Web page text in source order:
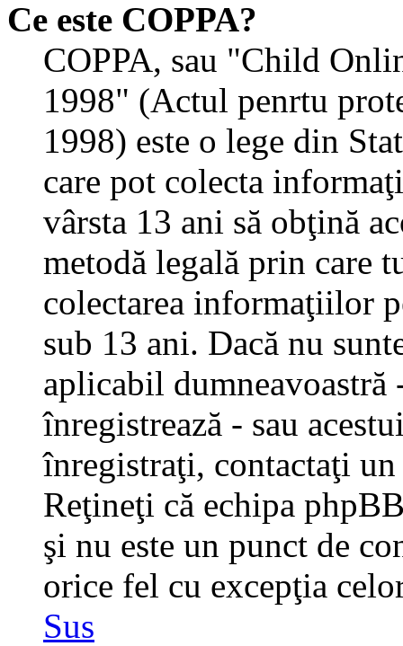
Ce este COPPA?
COPPA, sau "Child
1998" (Actul penrtu
1998) este o lege din
care pot colecta
vârsta 13 ani să obţină
metodă legală prin care
colectarea informaţiilor
sub 13 ani. Dacă nu
aplicabil dumneavoastră
înregistrează - sau
înregistraţi, contactaţi
Reţineţi că echipa
şi nu este un punct de
orice fel cu excepţia
Sus